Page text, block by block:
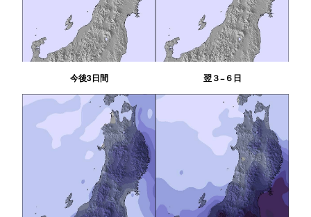
今後3日間 翌３−６日